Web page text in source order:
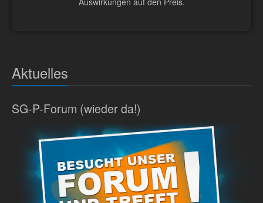
Aktuelles
SG-P-Forum (wieder da!)